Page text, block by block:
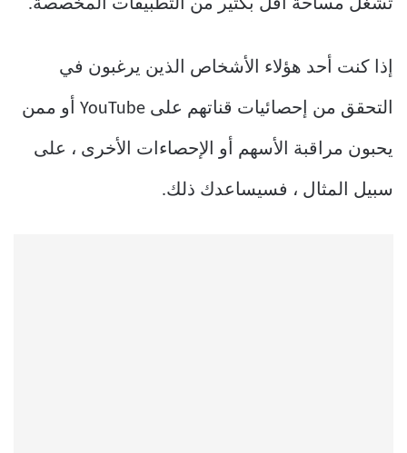
تشغل مساحة أقل بكثير من التطبيقات المخصصة.
إذا كنت أحد هؤلاء الأشخاص الذين يرغبون في
التحقق من إحصائيات قناتهم على YouTube أو ممن
يحبون مراقبة الأسهم أو الإحصاءات الأخرى ، على
سبيل المثال ، فسيساعدك ذلك.